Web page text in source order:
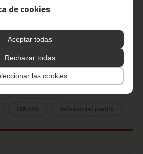
de cookies
Aceptar todas
Rechazar todas
las cookies
Presidencia
Vicepresidencia
Estadísticas
50 Aniversario Independencia
Bielorrusia
CAN 2025 Defensor del pueblo